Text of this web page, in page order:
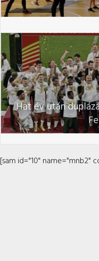
Hat év után
[sam id="10" name="mnb2"